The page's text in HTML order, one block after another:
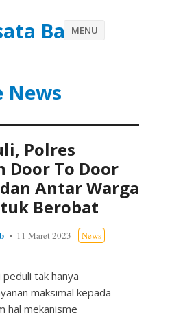
Batu
News
MENU
Polres
Door To Door
Antar Warga
Berobat
11 Maret 2023 News
tak hanya
maksimal kepada
hal mekanisme